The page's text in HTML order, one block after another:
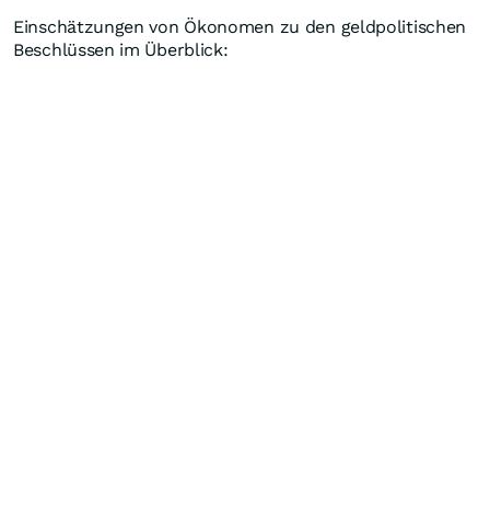
Einschätzungen von Ökonomen zu den geldpolitischen
Beschlüssen im Überblick: